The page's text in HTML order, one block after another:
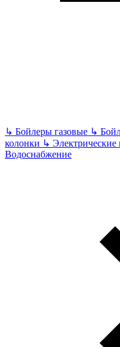
↳ Бойлеры газовые ↳
колонки ↳ Электрические
Водоснабжение